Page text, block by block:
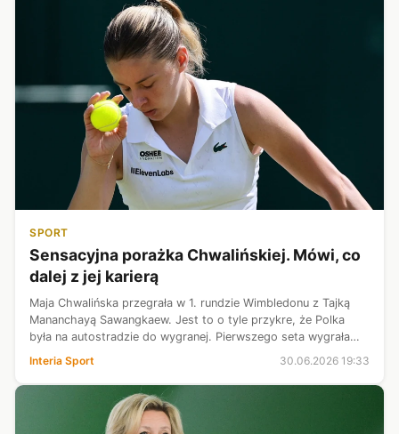
SPORT
Sensacyjna porażka Chwalińskiej. Mówi, co
dalej z jej karierą
Maja Chwalińska przegrała w 1. rundzie Wimbledonu z Tajką
Mananchayą Sawangkaew. Jest to o tyle przykre, że Polka
była na autostradzie do wygranej. Pierwszego seta wygrała
6:2, w drugim prowadziła 5:2 i kiedy miała kończyć mecz, to
poślizgnęła się pr...
Interia Sport 30.06.2026 19:33